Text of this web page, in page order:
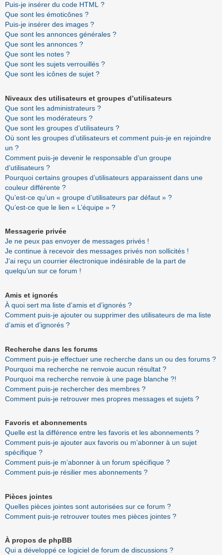
Puis-je insérer du code HTML ?
Que sont les émoticônes ?
Puis-je insérer des images ?
Que sont les annonces générales ?
Que sont les annonces ?
Que sont les notes ?
Que sont les sujets verrouillés ?
Que sont les icônes de sujet ?
Niveaux des utilisateurs et groupes d’utilisateurs
Que sont les administrateurs ?
Que sont les modérateurs ?
Que sont les groupes d’utilisateurs ?
Où sont les groupes d’utilisateurs et comment puis-je en rejoindre
un ?
Comment puis-je devenir le responsable d’un groupe
d’utilisateurs ?
Pourquoi certains groupes d’utilisateurs apparaissent dans une
couleur différente ?
Qu’est-ce qu’un « groupe d’utilisateurs par défaut » ?
Qu’est-ce que le lien « L’équipe » ?
Messagerie privée
Je ne peux pas envoyer de messages privés !
Je continue à recevoir des messages privés non sollicités !
J’ai reçu un courrier électronique indésirable de la part de
quelqu’un sur ce forum !
Amis et ignorés
À quoi sert ma liste d’amis et d’ignorés ?
Comment puis-je ajouter ou supprimer des utilisateurs de ma liste
d’amis et d’ignorés ?
Recherche dans les forums
Comment puis-je effectuer une recherche dans un ou des forums ?
Pourquoi ma recherche ne renvoie aucun résultat ?
Pourquoi ma recherche renvoie à une page blanche ?!
Comment puis-je rechercher des membres ?
Comment puis-je retrouver mes propres messages et sujets ?
Favoris et abonnements
Quelle est la différence entre les favoris et les abonnements ?
Comment puis-je ajouter aux favoris ou m’abonner à un sujet
spécifique ?
Comment puis-je m’abonner à un forum spécifique ?
Comment puis-je résilier mes abonnements ?
Pièces jointes
Quelles pièces jointes sont autorisées sur ce forum ?
Comment puis-je retrouver toutes mes pièces jointes ?
À propos de phpBB
Qui a développé ce logiciel de forum de discussions ?